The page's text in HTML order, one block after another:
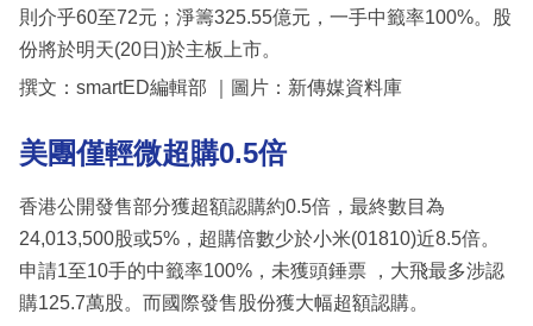
則介乎60至72元；淨籌325.55億元，一手中籤率100%。股
份將於明天(20日)於主板上市。
撰文：smartED編輯部 ｜圖片：新傳媒資料庫
美團僅輕微超購0.5倍
香港公開發售部分獲超額認購約0.5倍，最終數目為
24,013,500股或5%，超購倍數少於小米(01810)近8.5倍。
申請1至10手的中籤率100%，未獲頭錘票 ，大飛最多涉認
購125.7萬股。而國際發售股份獲大幅超額認購。